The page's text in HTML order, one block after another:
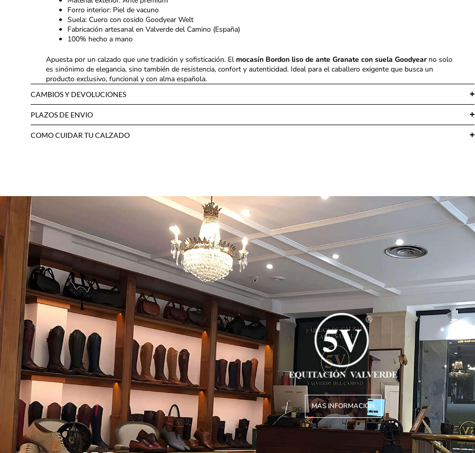
Forro interior: Piel de vacuno
Suela: Cuero con cosido Goodyear Welt
Fabricación artesanal en Valverde del Camino (España)
100% hecho a mano
Apuesta por un calzado que une tradición y sofisticación. El mocasín Bordon liso de ante Granate con suela Goodyearno solo
es sinónimo de elegancia, sino también de resistencia, confort y autenticidad. Ideal para el caballero exigente que busca un
producto exclusivo, funcional y con alma española.
CAMBIOS Y DEVOLUCIONES
PLAZOS DE ENVIO
COMO CUIDAR TU CALZADO
MÁS INFORMACIÓN